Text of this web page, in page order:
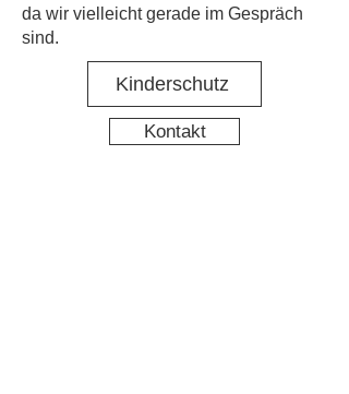
da wir vielleicht gerade im Gespräch
sind.
Kinderschutz
Kontakt